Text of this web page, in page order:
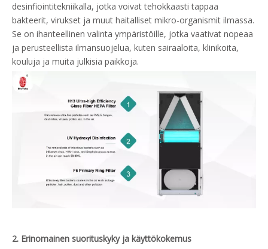
desinfiointitekniikalla, jotka voivat tehokkaasti tappaa
bakteerit, virukset ja muut haitalliset mikro-organismit ilmassa.
Se on ihanteellinen valinta ympäristöille, jotka vaativat nopeaa
ja perusteellista ilmansuojelua, kuten sairaaloita, klinikoita,
kouluja ja muita julkisia paikkoja.
2. Erinomainen suorituskyky ja käyttökokemus